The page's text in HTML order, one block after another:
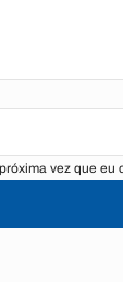
vez que eu